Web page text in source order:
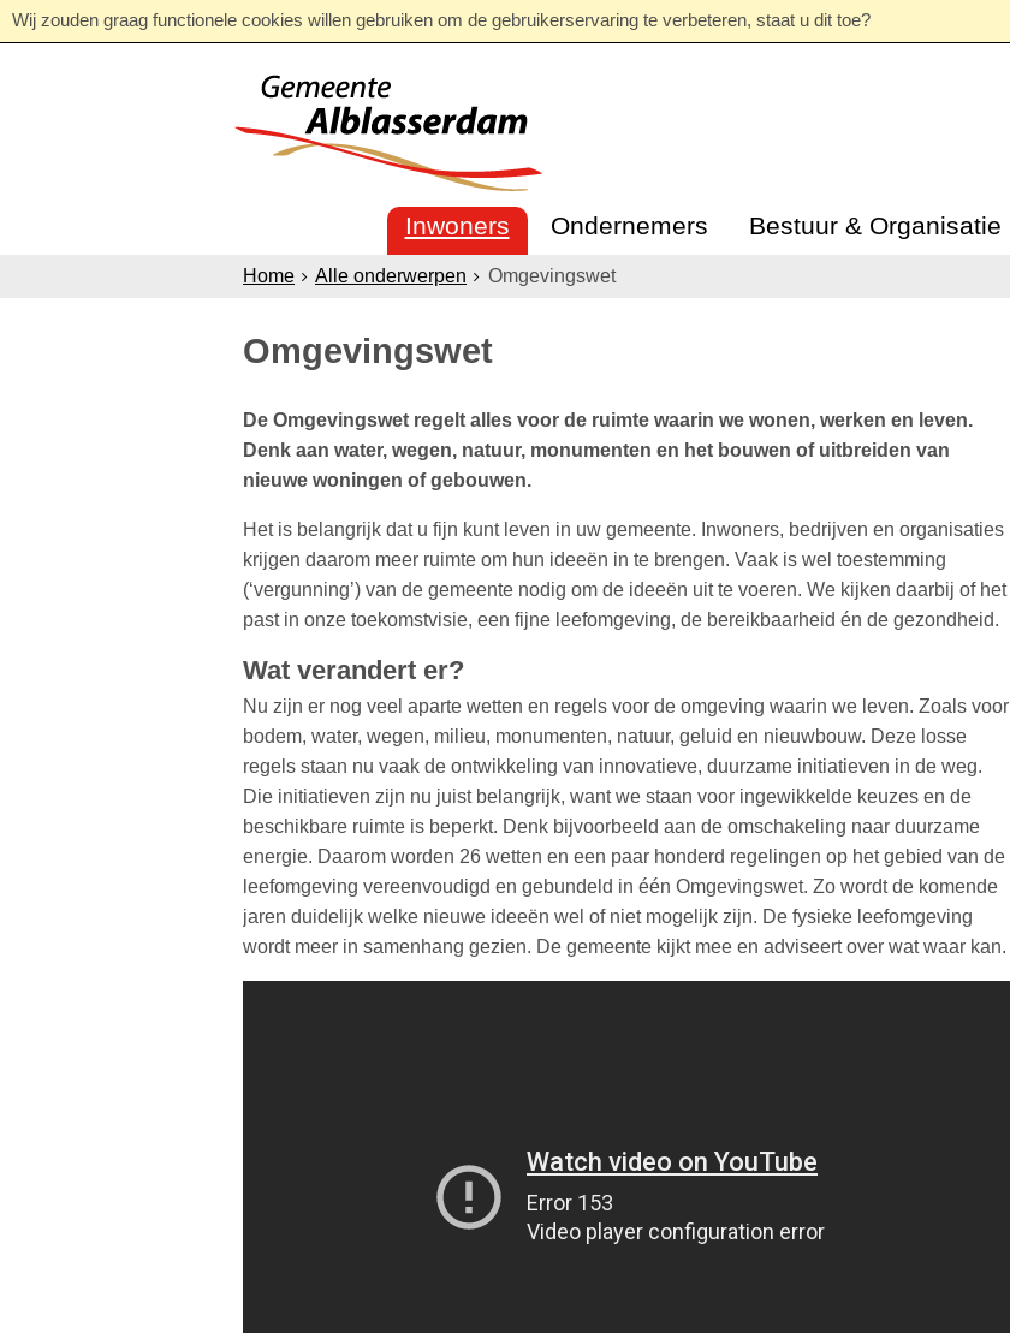
Wij zouden graag functionele cookies willen gebruiken om de gebruikerservaring te verbeteren, staat u dit toe?
Inwoners Ondernemers Bestuur & Organisatie
Home Alle onderwerpen Omgevingswet
Omgevingswet
De Omgevingswet regelt alles voor de ruimte waarin we wonen, werken en leven.
Denk aan water, wegen, natuur, monumenten en het bouwen of uitbreiden van
nieuwe woningen of gebouwen.
Het is belangrijk dat u fijn kunt leven in uw gemeente. Inwoners, bedrijven en organisaties
krijgen daarom meer ruimte om hun ideeën in te brengen. Vaak is wel toestemming
(‘vergunning’) van de gemeente nodig om de ideeën uit te voeren. We kijken daarbij of het
past in onze toekomstvisie, een fijne leefomgeving, de bereikbaarheid én de gezondheid.
Wat verandert er?
Nu zijn er nog veel aparte wetten en regels voor de omgeving waarin we leven. Zoals voor
bodem, water, wegen, milieu, monumenten, natuur, geluid en nieuwbouw. Deze losse
regels staan nu vaak de ontwikkeling van innovatieve, duurzame initiatieven in de weg.
Die initiatieven zijn nu juist belangrijk, want we staan voor ingewikkelde keuzes en de
beschikbare ruimte is beperkt. Denk bijvoorbeeld aan de omschakeling naar duurzame
energie. Daarom worden 26 wetten en een paar honderd regelingen op het gebied van de
leefomgeving vereenvoudigd en gebundeld in één Omgevingswet. Zo wordt de komende
jaren duidelijk welke nieuwe ideeën wel of niet mogelijk zijn. De fysieke leefomgeving
wordt meer in samenhang gezien. De gemeente kijkt mee en adviseert over wat waar kan.